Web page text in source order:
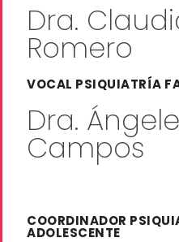
Dra.
Romero
VOCAL PSIQUIATRÍA
Dra.
Campos
COORDINADOR
ADOLESCENTE